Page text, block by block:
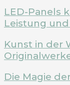
LED-Panels
Leistung
Kunst in der
Die Magie